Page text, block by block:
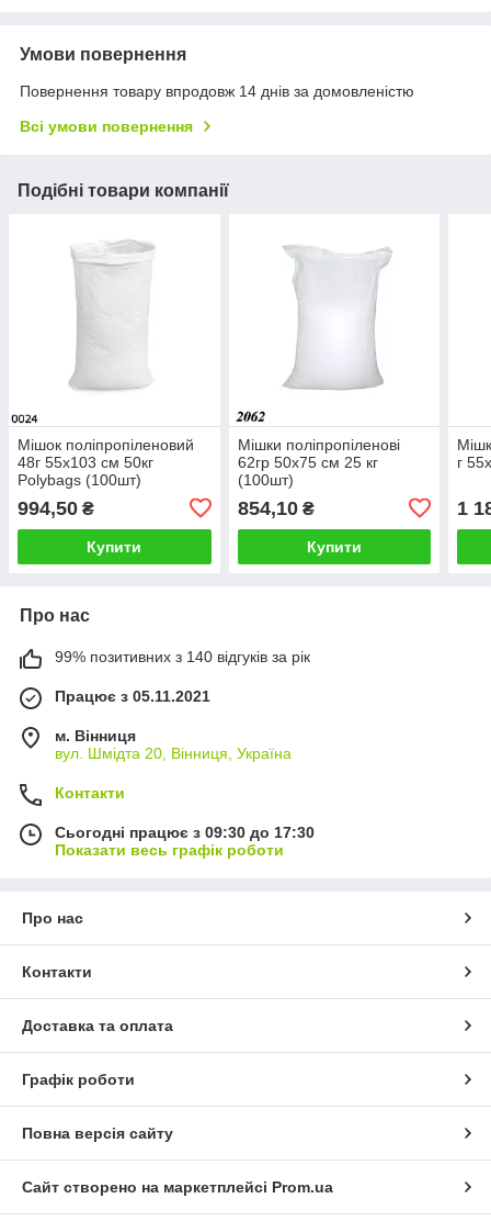
Умови повернення
Повернення товару впродовж 14 днів за домовленістю
Всі умови повернення
Подібні товари компанії
Мішок поліпропіленовий
48г 55х103 см 50кг
Polybags (100шт)
994,50 ₴
Купити
Мішки поліпропіленові
62гр 50х75 см 25 кг
(100шт)
854,10₴
Купити
г
1
Про нас
99% позитивних з 140 відгуків за рік
Працює з 05.11.2021
м. Вінниця
вул. Шмідта 20, Вінниця, Україна
Контакти
Сьогодні працює з 09:30 до 17:30
Показати весь графік роботи
Про нас
Контакти
Доставка та оплата
Графік роботи
Повна версія сайту
Сайт створено на маркетплейсі Prom.ua